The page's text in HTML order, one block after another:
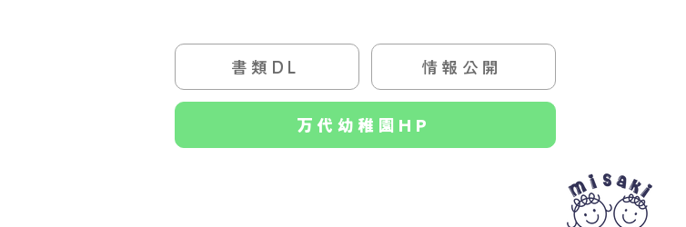
書類DL
書類DL 情報公開
万代幼稚園HP